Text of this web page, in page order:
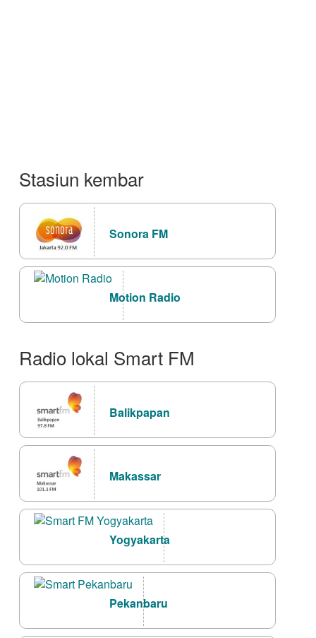
Stasiun kembar
Sonora FM
Motion Radio
Radio lokal Smart FM
Balikpapan
Makassar
Yogyakarta
Pekanbaru